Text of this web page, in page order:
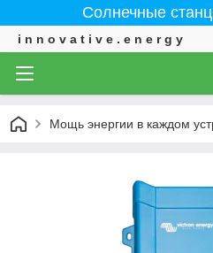
Солнечные
i n n o v a t i v e . e n e r g y
Мощь энергии в каждом